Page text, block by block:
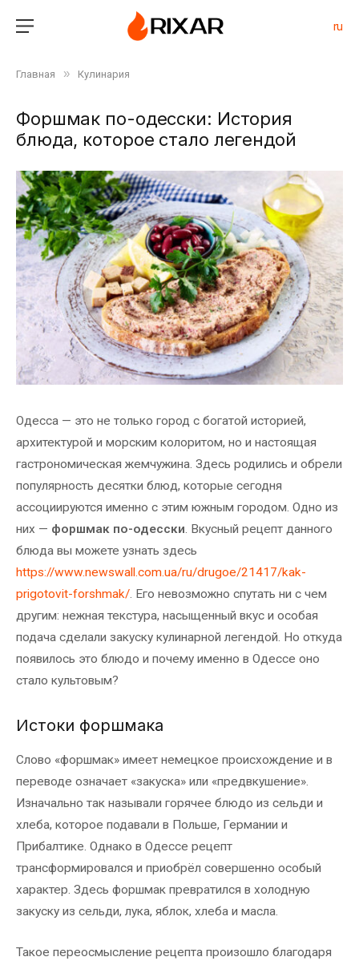
ru
Главная » Кулинария
Форшмак по-одесски: История
блюда, которое стало легендой
Одесса — это не только город с богатой историей,
архитектурой и морским колоритом, но и настоящая
гастрономическая жемчужина. Здесь родились и обрели
популярность десятки блюд, которые сегодня
ассоциируются именно с этим южным городом. Одно из
них — форшмак по-одесски. Вкусный рецепт данного
блюда вы можете узнать здесь
https://www.newswall.com.ua/ru/drugoe/21417/kak-
prigotovit-forshmak/. Его невозможно спутать ни с чем
другим: нежная текстура, насыщенный вкус и особая
подача сделали закуску кулинарной легендой. Но откуда
появилось это блюдо и почему именно в Одессе оно
стало культовым?
Истоки форшмака
Слово «форшмак» имеет немецкое происхождение и в
переводе означает «закуска» или «предвкушение».
Изначально так называли горячее блюдо из сельди и
хлеба, которое подавали в Польше, Германии и
Прибалтике. Однако в Одессе рецепт
трансформировался и приобрёл совершенно особый
характер. Здесь форшмак превратился в холодную
закуску из сельди, лука, яблок, хлеба и масла.
Такое переосмысление рецепта произошло благодаря